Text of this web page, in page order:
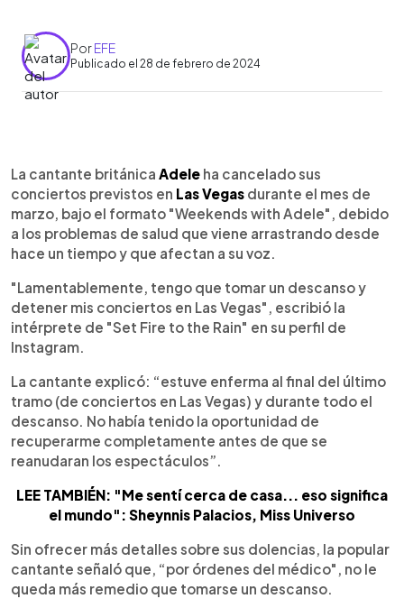
PorEFE
Publicado el 28 de febrero de 2024
Escuchar artículo
La cantante británica Adele ha cancelado sus
conciertos previstos en Las Vegas durante el mes de
marzo, bajo el formato "Weekends with Adele", debido
a los problemas de salud que viene arrastrando desde
hace un tiempo y que afectan a su voz.
"Lamentablemente, tengo que tomar un descanso y
detener mis conciertos en Las Vegas", escribió la
intérprete de "Set Fire to the Rain" en su perfil de
Instagram.
La cantante explicó: “estuve enferma al final del último
tramo (de conciertos en Las Vegas) y durante todo el
descanso. No había tenido la oportunidad de
recuperarme completamente antes de que se
reanudaran los espectáculos”.
LEE TAMBIÉN: "Me sentí cerca de casa... eso significa
el mundo": Sheynnis Palacios, Miss Universo
Sin ofrecer más detalles sobre sus dolencias, la popular
cantante señaló que, “por órdenes del médico", no le
queda más remedio que tomarse un descanso.